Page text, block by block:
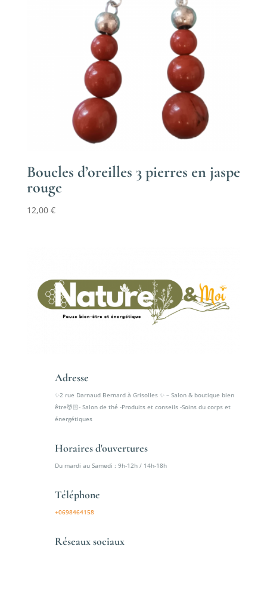
Boucles d’oreilles 3 pierres en jaspe
rouge
12,00 €
Adresse
✨2 rue Darnaud Bernard à Grisolles ✨ – Salon & boutique bien
être💆🏻- Salon de thé -Produits et conseils -Soins du corps et
énergétiques
Horaires d'ouvertures
Du mardi au Samedi : 9h-12h / 14h-18h
Téléphone
+0698464158
Réseaux sociaux